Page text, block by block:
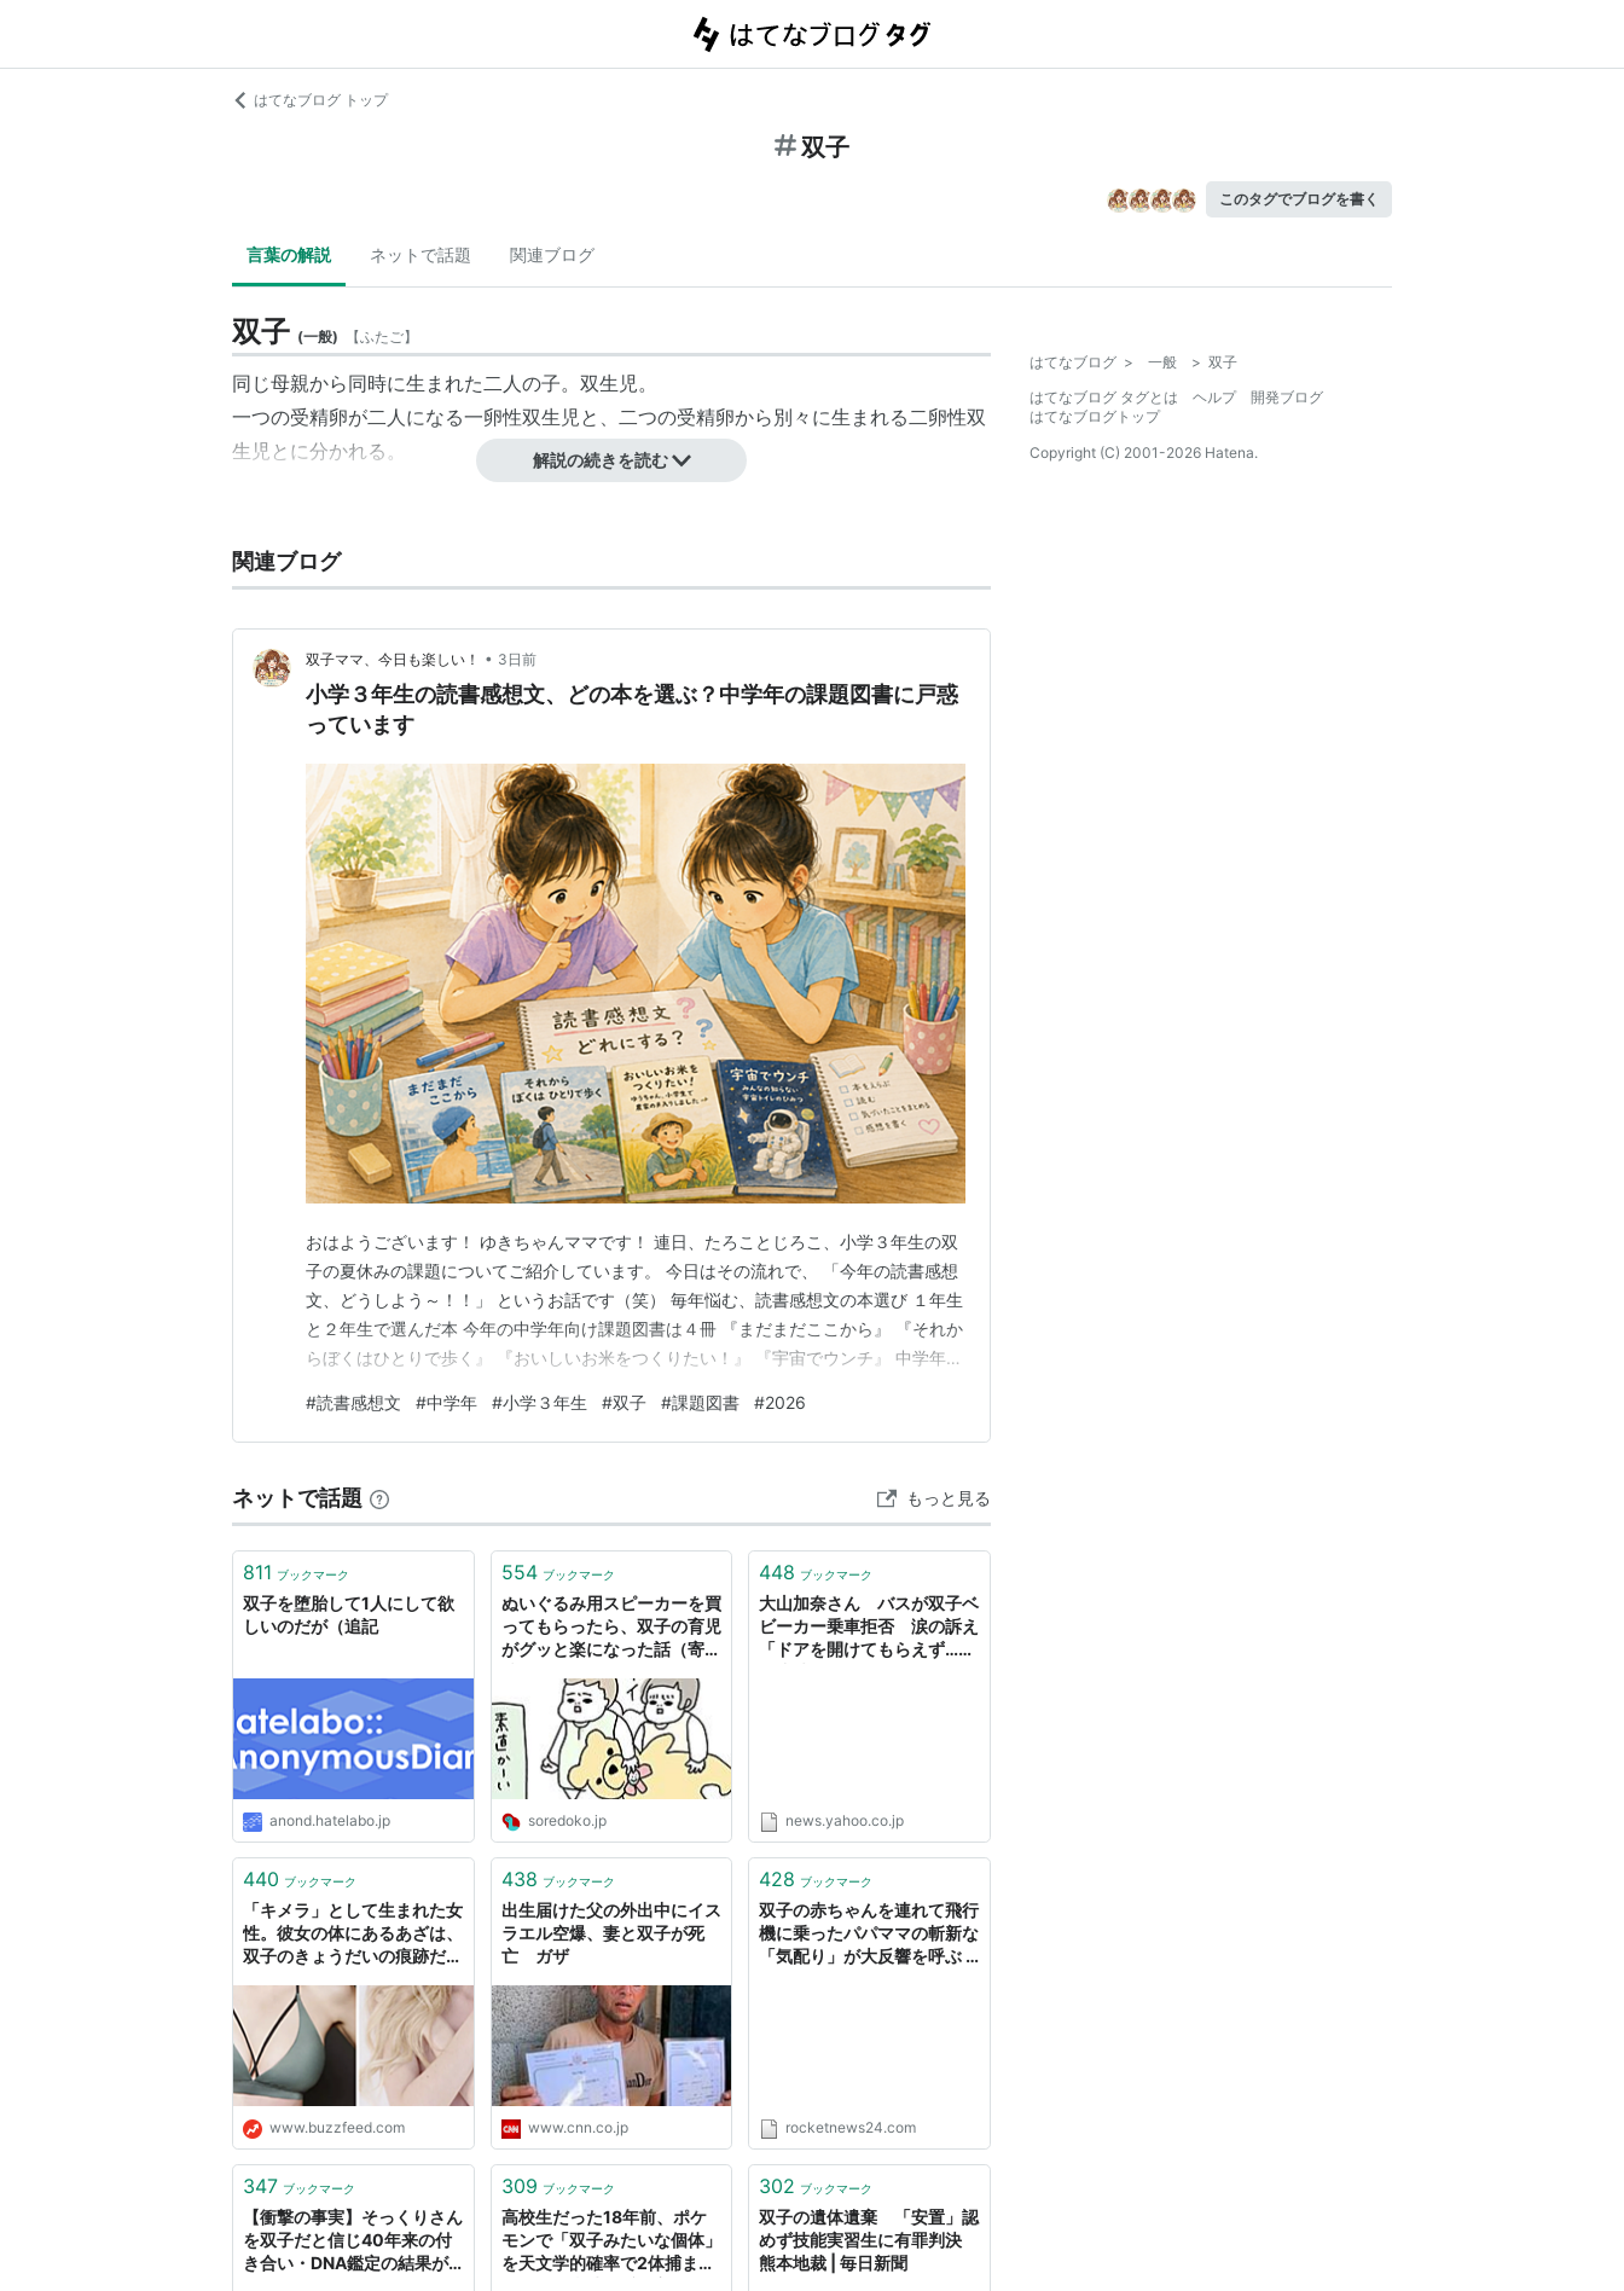
はてなブログ トップ
双子
このタグでブログを書く
言葉の解説 ネットで話題 関連ブログ
双子 (一般) 【ふたご】
同じ母親から同時に生まれた二人の子。 双生児。
一つの受精卵が二人になる一卵性双生児と、二つの受精卵から別々に生まれる二卵性双
生児 とに分かれる。 解説の続きを読む
関連ブログ
双子ママ、今日も楽しい！ • 3日前
小学３年生の読書感想文、どの本を選ぶ？中学年の課題図書に戸惑
っています
おはようございます！ ゆきちゃんママです！ 連日、たろことじろこ、小学３年生の双
子の夏休みの課題についてご紹介しています。 今日はその流れで、 「今年の読書感想
文、どうしよう～！！」 というお話です（笑） 毎年悩む、読書感想文の本選び １年生
と２年生で選んだ本 今年の中学年向け課題図書は４冊 『まだまだここから』 『それか
らぼくはひとりで歩く』 『おいしいお米をつくりたい！』 『宇宙でウンチ』 中学年に
に決めなくては！ 毎年悩む、読書感想文の本選び 読書感想文を書く本って、毎年悩み
ませんか？ たろことじろこに、 「…
#読書感想文 #中学年 #小学３年生 #双子 #課題図書 #2026
ネットで話題 もっと見る
811 ブックマーク
双子を堕胎して1人にして欲
しいのだが（追記
anond.hatelabo.jp
554 ブックマーク
ぬいぐるみ用スピーカーを買
ってもらったら、双子の育児
がグッと楽になった話（寄
soredoko.jp
448 ブックマーク
大山加奈さん バスが双子ベ
ビーカー乗車拒否 涙の訴え
「ドアを開けてもらえず…涙
news.yahoo.co.jp
440 ブックマーク
「キメラ」として生まれた女
性。彼女の体にあるあざは、
双子のきょうだいの痕跡だっ
www.buzzfeed.com
438 ブックマーク
出生届けた父の外出中にイス
ラエル空爆、妻と双子が死
亡 ガザ
www.cnn.co.jp
428 ブックマーク
双子の赤ちゃんを連れて飛行
機に乗ったパパママの斬新な
「気配り」が大反響を呼ぶ |
rocketnews24.com
347 ブックマーク
【衝撃の事実】そっくりさん
を双子だと信じ40年来の付
き合い・DNA鑑定の結果が
309 ブックマーク
高校生だった18年前、ポケ
モンで「双子みたいな個体」
を天文学的確率で2体捕まえ
302 ブックマーク
双子の遺体遺棄 「安置」認
めず技能実習生に有罪判決
熊本地裁 | 毎日新聞
はてなブログ > 一般 > 双子
はてなブログ タグとは
ヘルプ
開発ブログ
はてなブログトップ
Copyright (C) 2001-2026 Hatena.